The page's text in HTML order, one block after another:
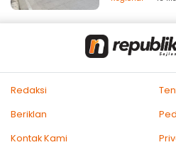
Redaksi
Beriklan
Kontak Kami